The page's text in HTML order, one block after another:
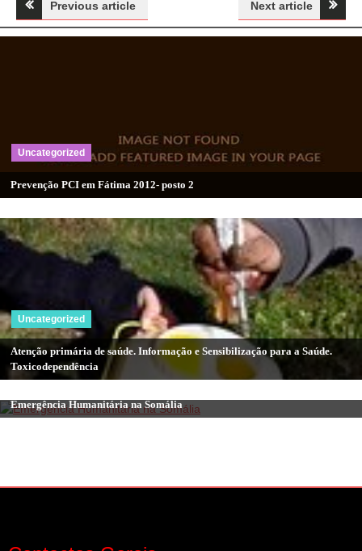
de
Previous article Next article
Uncategorized
Prevenção PCI em Fátima 2012- posto 2
Uncategorized
Atenção primária de saúde. Informação e Sensibilização para a Saúde.
Toxicodependência
Uncategorized
Emergência Humanitária na Somália